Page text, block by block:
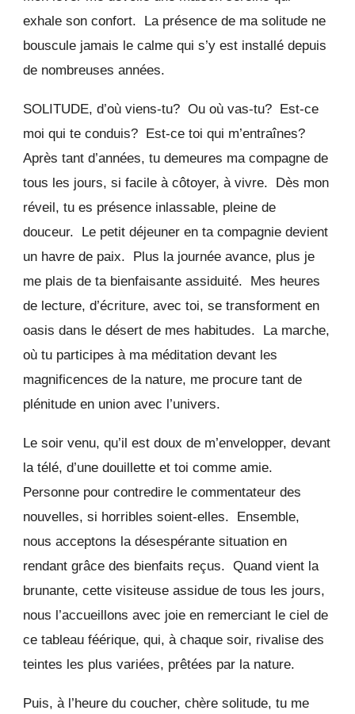
exhale son confort. La présence de ma solitude ne
bouscule jamais le calme qui s’y est installé depuis
de nombreuses années.
SOLITUDE, d’où viens-tu? Ou où vas-tu? Est-ce
moi qui te conduis? Est-ce toi qui m’entraînes?
Après tant d’années, tu demeures ma compagne de
tous les jours, si facile à côtoyer, à vivre. Dès mon
réveil, tu es présence inlassable, pleine de
douceur. Le petit déjeuner en ta compagnie devient
un havre de paix. Plus la journée avance, plus je
me plais de ta bienfaisante assiduité. Mes heures
de lecture, d’écriture, avec toi, se transforment en
oasis dans le désert de mes habitudes. La marche,
où tu participes à ma méditation devant les
magnificences de la nature, me procure tant de
plénitude en union avec l’univers.
Le soir venu, qu’il est doux de m’envelopper, devant
la télé, d’une douillette et toi comme amie.
Personne pour contredire le commentateur des
nouvelles, si horribles soient-elles. Ensemble,
nous acceptons la désespérante situation en
rendant grâce des bienfaits reçus. Quand vient la
brunante, cette visiteuse assidue de tous les jours,
nous l’accueillons avec joie en remerciant le ciel de
ce tableau féérique, qui, à chaque soir, rivalise des
teintes les plus variées, prêtées par la nature.
Puis, à l’heure du coucher, chère solitude, tu me